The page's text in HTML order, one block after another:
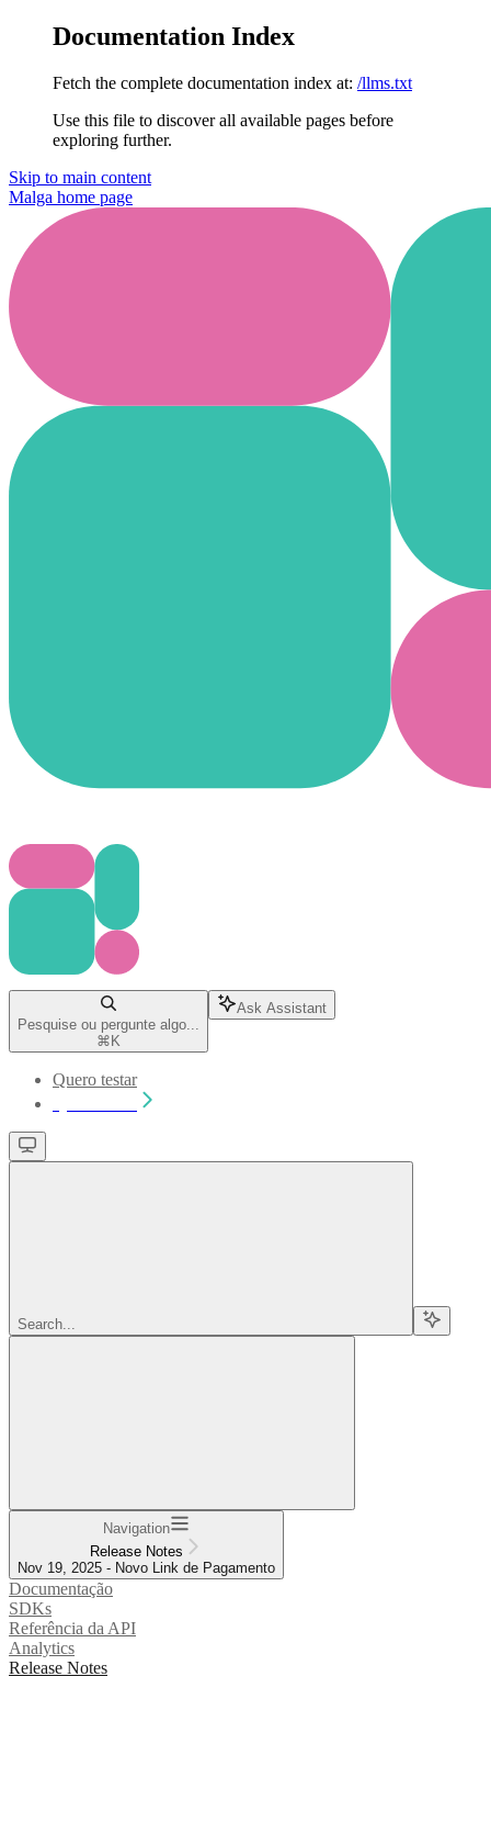
Documentation Index
Fetch the complete documentation index at: /llms.txt
Use this file to discover all available pages before
exploring further.
Skip to main content
Malga home page
Pesquise ou pergunte algo...
⌘ K
Ask Assistant
Quero testar
Search...
Navigation
Release Notes
Nov 19, 2025 - Novo Link de Pagamento
Documentação
SDKs
Referência da API
Analytics
Release Notes